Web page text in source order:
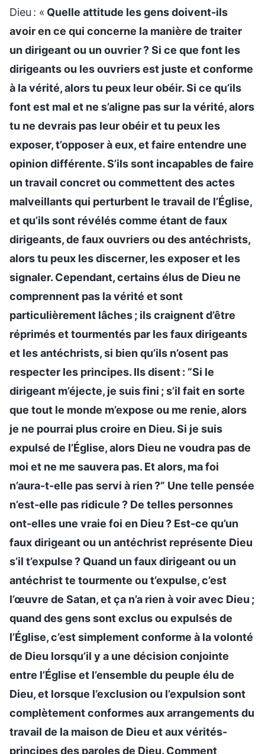
Dieu : « Quelle attitude les gens doivent-ils
avoir en ce qui concerne la manière de traiter
un dirigeant ou un ouvrier ? Si ce que font les
dirigeants ou les ouvriers est juste et conforme
à la vérité, alors tu peux leur obéir. Si ce qu’ils
font est mal et ne s’aligne pas sur la vérité, alors
tu ne devrais pas leur obéir et tu peux les
exposer, t’opposer à eux, et faire entendre une
opinion différente. S’ils sont incapables de faire
un travail concret ou commettent des actes
malveillants qui perturbent le travail de l’Église,
et qu’ils sont révélés comme étant de faux
dirigeants, de faux ouvriers ou des antéchrists,
alors tu peux les discerner, les exposer et les
signaler. Cependant, certains élus de Dieu ne
comprennent pas la vérité et sont
particulièrement lâches ; ils craignent d’être
réprimés et tourmentés par les faux dirigeants
et les antéchrists, si bien qu’ils n’osent pas
respecter les principes. Ils disent : “Si le
dirigeant m’éjecte, je suis fini ; s’il fait en sorte
que tout le monde m’expose ou me renie, alors
je ne pourrai plus croire en Dieu. Si je suis
expulsé de l’Église, alors Dieu ne voudra pas de
moi et ne me sauvera pas. Et alors, ma foi
n’aura-t-elle pas servi à rien ?” Une telle pensée
n’est-elle pas ridicule ? De telles personnes
ont-elles une vraie foi en Dieu ? Est-ce qu’un
faux dirigeant ou un antéchrist représente Dieu
s’il t’expulse ? Quand un faux dirigeant ou un
antéchrist te tourmente ou t’expulse, c’est
l’œuvre de Satan, et ça n’a rien à voir avec Dieu ;
quand des gens sont exclus ou expulsés de
l’Église, c’est simplement conforme à la volonté
de Dieu lorsqu’il y a une décision conjointe
entre l’Église et l’ensemble du peuple élu de
Dieu, et lorsque l’exclusion ou l’expulsion sont
complètement conformes aux arrangements du
travail de la maison de Dieu et aux vérités-
principes des paroles de Dieu. Comment